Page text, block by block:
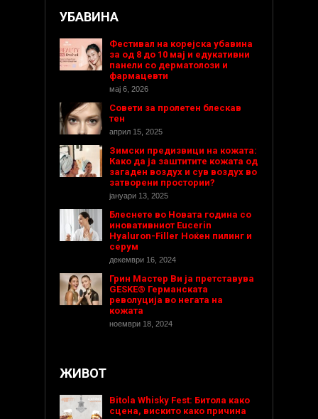
УБАВИНА
Фестивал на корејска убавина
за од 8 до 10 мај и едукативни
панели со дерматолози и
фармацевти
мај 6, 2026
Совети за пролетен блескав
тен
април 15, 2025
Зимски предизвици на кожата:
Како да ја заштитите кожата од
загаден воздух и сув воздух во
затворени простории?
јануари 13, 2025
Блеснете во Новата година со
иновативниот Eucerin
Hyaluron-Filler Ноќен пилинг и
серум
декември 16, 2024
Грин Мастер Ви ја претставува
GESKE® Германската
револуција во негата на
кожата
ноември 18, 2024
ЖИВОТ
Bitola Whisky Fest: Битола како
сцена, вискито како причина